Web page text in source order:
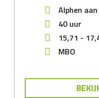
Alphen
40 uur
15,71 -
MBO